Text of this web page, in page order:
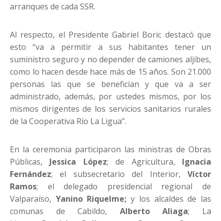
arranques de cada SSR.
Al respecto, el Presidente Gabriel Boric destacó que
esto “va a permitir a sus habitantes tener un
suministro seguro y no depender de camiones aljibes,
como lo hacen desde hace más de 15 años. Son 21.000
personas las que se benefician y que va a ser
administrado, además, por ustedes mismos, por los
mismos dirigentes de los servicios sanitarios rurales
de la Cooperativa Río La Ligua”.
En la ceremonia participaron las ministras de Obras
Públicas, Jessica López; de Agricultura, Ignacia
Fernández; el subsecretario del Interior, Víctor
Ramos; el delegado presidencial regional de
Valparaíso, Yanino Riquelme; y los alcaldes de las
comunas de Cabildo, Alberto Aliaga; La